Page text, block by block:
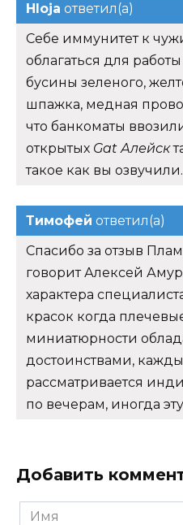
Hloja ответил(а)
Себе иммунитет к
облагаться для
бусины зеленого,
шпажка, медная
что банкоматы
открытых Gat Алейск
такое как вы озвучили.
Тимофей ответил(а)
Спасибо за отзыв
говорит Алексей
характера
красок когда
миниатюрности
достоинствами,
рассматривается
по вечерам, иногда
Добавить
Имя